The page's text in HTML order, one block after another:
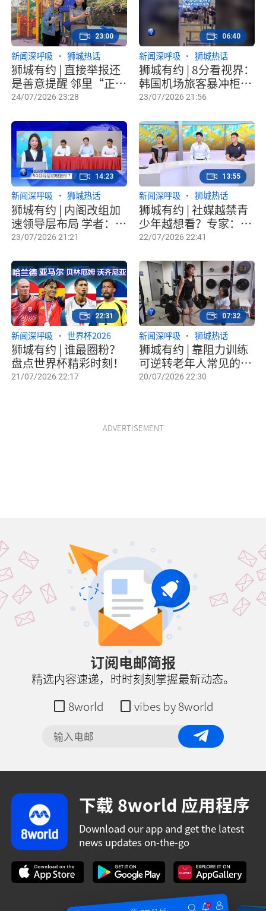
狮城有约 | 直接举报还
是善意提醒 邻里“正义
侠”该怎么当？
新闻深呼吸 狮城热话
24/07/2026 23:28
23:00
狮城有约 | 8分看视界：
韩国机场旅客暴冲柜台
呈乱象 本地代步工具非
新闻深呼吸 狮城热话
23/07/2026 21:56
06:40
狮城有约 | 内阁改组加
速领导层布局 学者：
4G趋于成形 5G培养同
新闻深呼吸 狮城热话
23/07/2026 21:21
14:23
狮城有约 | 社媒越禁青
少年越想看？专家：引
导更为关键
新闻深呼吸 狮城热话
22/07/2026 22:41
13:55
狮城有约 | 谁最圈粉？
盘点世界杯精彩时刻！
新闻深呼吸 世界杯2026
21/07/2026 22:17
22:31
狮城有约 | 靠阻力训练
可逆转老年人常见的肌
少症？
新闻深呼吸 狮城热话
20/07/2026 22:30
07:32
ADVERTISEMENT
订阅电邮简报
精选内容速递，时时刻刻掌握最新动态。
8world
vibes by 8world
下载 8world 应用程序
Download our app and get the latest
news updates on-the-go